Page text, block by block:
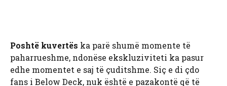
Poshtë kuvertës ka parë shumë momente të
paharrueshme, ndonëse ekskluziviteti ka pasur
edhe momentet e saj të çuditshme. Siç e di çdo
fans i Below Deck, nuk është e pazakontë që të